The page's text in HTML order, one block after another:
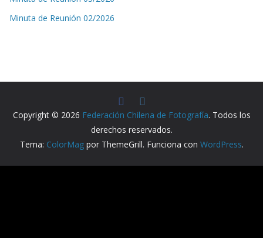
Minuta de Reunión 02/2026
Copyright © 2026 Federación Chilena de Fotografía. Todos los
derechos reservados.
Tema: ColorMagpor ThemeGrill. Funciona con WordPress.